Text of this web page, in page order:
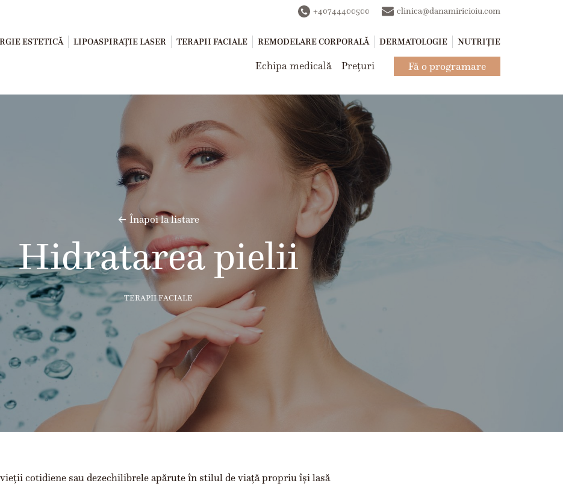
+40744400500 clinica@danamiricioiu.com
ESTETICĂ LIPOASPIRAȚIE LASER TERAPII FACIALE REMODELARE CORPORALĂ DERMATOLOGIE NUTRIȚIE
Echipa medicală Prețuri Fă o programare
← Înapoi la listare
Hidratarea pielii
TERAPII FACIALE
cotidiene sau dezechilibrele apărute în stilul de viață propriu își lasă